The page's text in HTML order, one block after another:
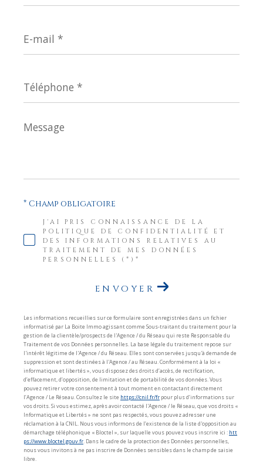
mail
*
*
Message
*
J'AI PRIS CONNAISSANCE DE LA
POLITIQUE DE CONFIDENTIALITÉ ET
DES INFORMATIONS RELATIVES AU
TRAITEMENT DE MES DONNÉES
PERSONNELLES (*)*
* Champ obligatoire
ENVOYER
Les informations recueillies sur ce formulaire sont enregistrées dans un fichier
informatisé par La Boite Immo agissant comme Sous-traitant du traitement pour la
gestion de la clientèle/prospects de l'Agence / du Réseau qui reste Responsable du
Traitement de vos Données personnelles. La base légale du traitement repose sur
l'intérêt légitime de l'Agence / du Réseau. Elles sont conservées jusqu'à demande de
suppression et sont destinées à l'Agence / au Réseau. Conformément à la loi «
informatique et libertés », vous disposez des droits d’accès, de rectification,
d’effacement, d’opposition, de limitation et de portabilité de vos données. Vous
pouvez retirer votre consentement à tout moment en contactant directement
l’Agence / Le Réseau. Consultez le site https://cnil.fr/fr pour plus d’informations sur
vos droits. Si vous estimez, après avoir contacté l'Agence / le Réseau, que vos droits «
Informatique et Libertés » ne sont pas respectés, vous pouvez adresser une
réclamation à la CNIL. Nous vous informons de l’existence de la liste d'opposition au
démarchage téléphonique « Bloctel », sur laquelle vous pouvez vous inscrire ici : htt
ps://www.bloctel.gouv.fr. Dans le cadre de la protection des Données personnelles,
nous vous invitons à ne pas inscrire de Données sensibles dans le champ de saisie
libre.